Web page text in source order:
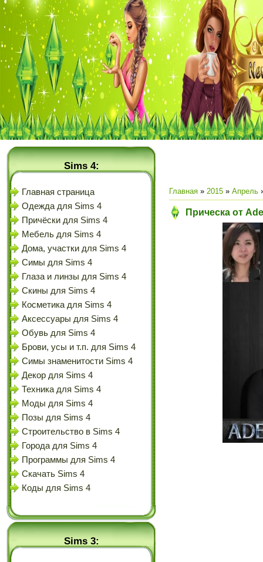
Sims 4:
Главная страница
Одежда для Sims 4
Причёски для Sims 4
Мебель для Sims 4
Дома, участки для Sims 4
Симы для Sims 4
Глаза и линзы для Sims 4
Скины для Sims 4
Косметика для Sims 4
Аксессуары для Sims 4
Обувь для Sims 4
Брови, усы и т.п. для Sims 4
Симы знаменитости Sims 4
Декор для Sims 4
Техника для Sims 4
Моды для Sims 4
Позы для Sims 4
Строительство в Sims 4
Города для Sims 4
Программы для Sims 4
Скачать Sims 4
Коды для Sims 4
Sims 3:
Главная » 2015 » Апрель
Прическа от